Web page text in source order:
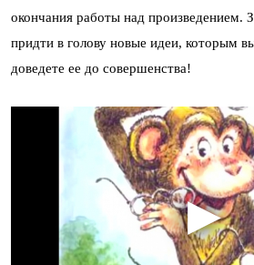
окончания работы над произведением.
придти в голову новые идеи, которым
доведете ее до совершенства!
▶